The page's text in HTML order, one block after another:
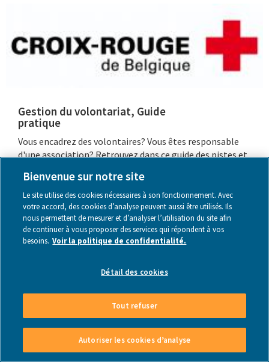
Gestion du volontariat, Guide
pratique
Vous encadrez des volontaires? Vous êtes responsable
d'une association? Retrouvez dans ce guide des pistes et
projet de volontariat.
Plus d'infos - Lire le document
Bienvenue sur notre site
Le site utilise des cookies nécessaires à son fonctionnement. Avec
votre accord, des cookies d’analyse peuvent aussi être utilisés. Ils
nous permettent de mesurer et d’analyser l’utilisation du site afin
de continuer à vous proposer des services qui répondent à vos
besoins. Voir la politique de confidentialité.
Détail des cookies
Tout refuser
Autoriser les cookies d’analyse